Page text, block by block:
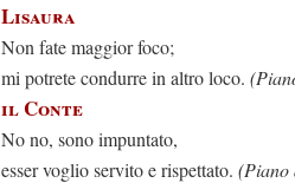
Lisaura
Non fate maggior foco;
mi potrete condurre in altro loco.
il Conte
No no, sono impuntato,
esser voglio servito e rispettato. (Piano